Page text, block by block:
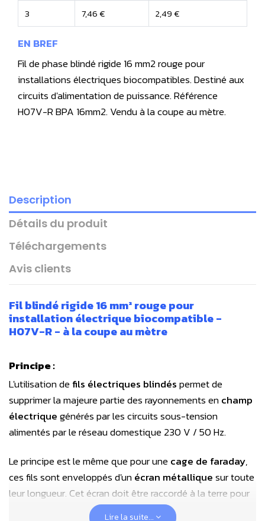
3
7,46 € 2,49 €
EN BREF
Fil de phase blindé rigide 16 mm2 rouge pour
installations électriques biocompatibles. Destiné aux
circuits d'alimentation de puissance. Référence
H07V-R BPA 16mm2. Vendu à la coupe au mètre.
Description
Détails du produit
Téléchargements
Avis clients
Fil blindé rigide 16 mm² rouge pour
installation électrique biocompatible -
H07V-R - à la coupe au mètre
Principe :
L'utilisation defils électriques blindéspermet de
supprimer la majeure partie des rayonnements enchamp
électriquegénérés par les circuits sous-tension
alimentés par le réseau domestique 230 V / 50 Hz.
Le principe est le même que pour unecage de faraday,
ces fils sont enveloppés d'unécran métalliquesur toute
leur longueur. Cet écran doit être raccordé à la terre pour
rendre fonctionnel le blindage. La mise à la terre du fil
Lire la suite...